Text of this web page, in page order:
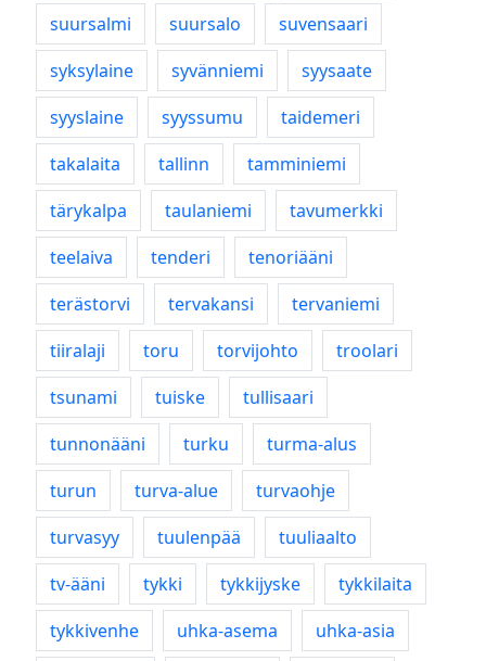
suursalmi
suursalo
suvensaari
syksylaine
syvänniemi
syysaate
syyslaine
syyssumu
taidemeri
takalaita
tallinn
tamminiemi
tärykalpa
taulaniemi
tavumerkki
teelaiva
tenderi
tenoriääni
terästorvi
tervakansi
tervaniemi
tiiralaji
toru torvijohto
troolari
tsunami
tuiske
tullisaari
tunnonääni
turku
turma-alus
turun
turva-alue
turvaohje
turvasyy
tuulenpää
tuuliaalto
tv-ääni
tykki tykkijyske
tykkilaita
tykkivenhe
uhka-asema
uhka-asia